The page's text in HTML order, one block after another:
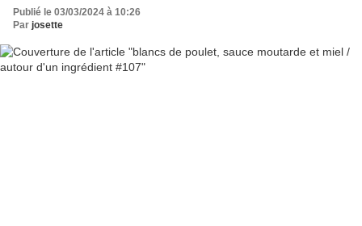
Publié le 03/03/2024 à 10:26
Par josette